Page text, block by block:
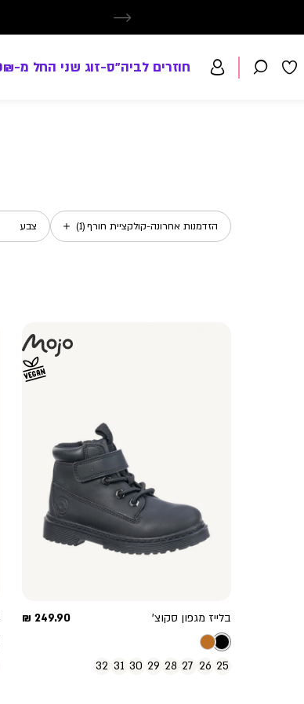
חוזרים לביה"ס-זוג שני החל מ-59.90₪
הזדמנות אחרונה-קולקציית חורף(
1
) צבע
בלייז מגפון סקוצ’
מחיר
249.90 ₪
25
26
27
28
29
30
31
32